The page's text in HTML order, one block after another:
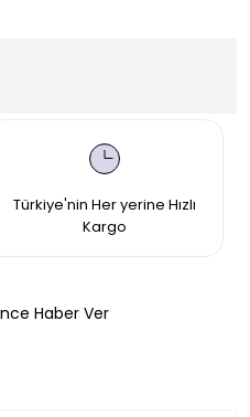
Türkiye'nin Her yerine Hızlı
Kargo
Haber Ver